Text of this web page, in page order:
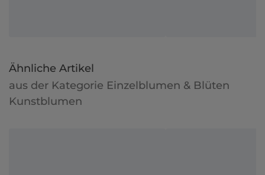
Ähnliche Artikel
aus der Kategorie Einzelblumen & Blüten
Kunstblumen